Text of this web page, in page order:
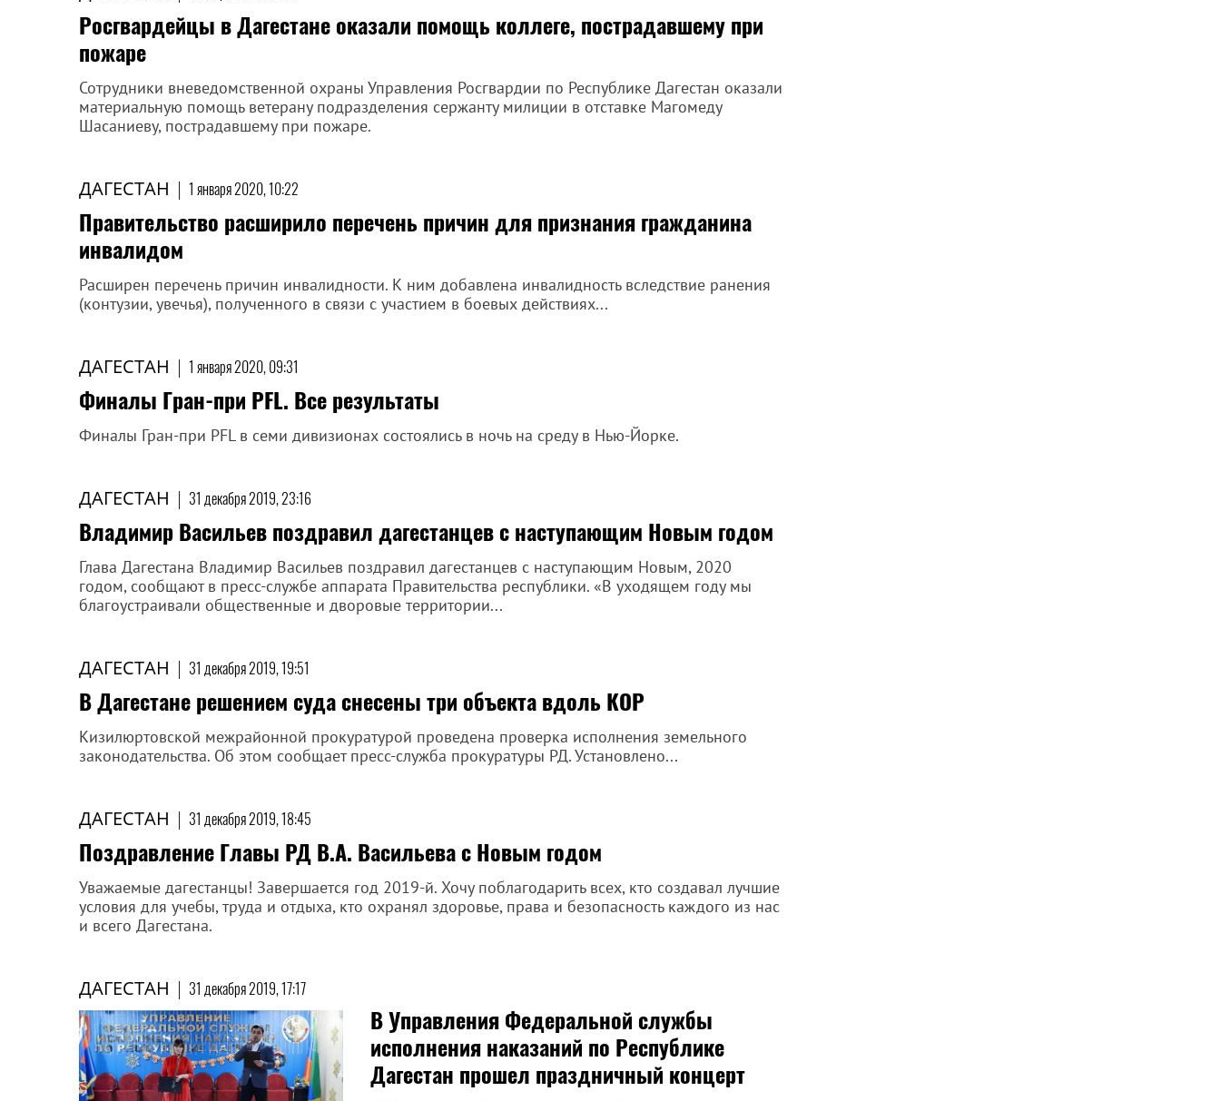
Росгвардейцы в Дагестане оказали помощь коллеге, пострадавшему при
пожаре
Сотрудники вневедомственной охраны Управления Росгвардии по Республике Дагестан оказали
материальную помощь ветерану подразделения сержанту милиции в отставке Магомеду
Шасаниеву, пострадавшему при пожаре.
ДАГЕСТАН | 1 января 2020, 10:22
Правительство расширило перечень причин для признания гражданина
инвалидом
Расширен перечень причин инвалидности. К ним добавлена инвалидность вследствие ранения
(контузии, увечья), полученного в связи с участием в боевых действиях...
ДАГЕСТАН | 1 января 2020, 09:31
Финалы Гран-при PFL. Все результаты
Финалы Гран-при PFL в семи дивизионах состоялись в ночь на среду в Нью-Йорке.
ДАГЕСТАН | 31 декабря 2019, 23:16
Владимир Васильев поздравил дагестанцев с наступающим Новым годом
Глава Дагестана Владимир Васильев поздравил дагестанцев с наступающим Новым, 2020
годом, сообщают в пресс-службе аппарата Правительства республики. «В уходящем году мы
благоустраивали общественные и дворовые территории...
ДАГЕСТАН | 31 декабря 2019, 19:51
В Дагестане решением суда снесены три объекта вдоль КОР
Кизилюртовской межрайонной прокуратурой проведена проверка исполнения земельного
законодательства. Об этом сообщает пресс-служба прокуратуры РД. Установлено...
ДАГЕСТАН | 31 декабря 2019, 18:45
Поздравление Главы РД В.А. Васильева с Новым годом
Уважаемые дагестанцы! Завершается год 2019-й. Хочу поблагодарить всех, кто создавал лучшие
условия для учебы, труда и отдыха, кто охранял здоровье, права и безопасность каждого из нас
и всего Дагестана.
ДАГЕСТАН | 31 декабря 2019, 17:17
В Управления Федеральной службы
исполнения наказаний по Республике
Дагестан прошел праздничный концерт